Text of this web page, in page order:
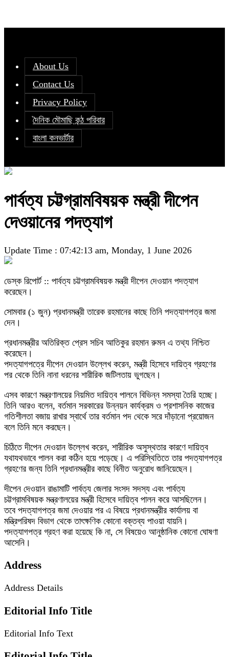
About Us
Contact Us
Privacy Policy
দৈনিক মৌমাছি কন্ঠ পরিবার
বাংলা কনভার্টার
পার্বত্য চট্টগ্রামবিষয়ক মন্ত্রী দীপেন
দেওয়ানের পদত্যাগ
Update Time : 07:42:13 am, Monday, 1 June 2026
ডেস্ক রিপোর্ট :: পার্বত্য চট্টগ্রামবিষয়ক মন্ত্রী দীপেন দেওয়ান পদত্যাগ
করেছেন।
সোমবার (১ জুন) প্রধানমন্ত্রী তারেক রহমানের কাছে তিনি পদত্যাগপত্র জমা
দেন।
প্রধানমন্ত্রীর অতিরিক্ত প্রেস সচিব আতিকুর রহমান রুমন এ তথ্য নিশ্চিত
করেছেন।
পদত্যাগপত্রে দীপেন দেওয়ান উল্লেখ করেন, মন্ত্রী হিসেবে দায়িত্ব গ্রহণের
পর থেকে তিনি নানা ধরনের শারীরিক জটিলতায় ভুগছেন।
এসব কারণে মন্ত্রণালয়ের নিয়মিত দায়িত্ব পালনে বিভিন্ন সমস্যা তৈরি হচ্ছে।
তিনি আরও বলেন, বর্তমান সরকারের উন্নয়ন কার্যক্রম ও প্রশাসনিক কাজের
গতিশীলতা বজায় রাখার স্বার্থে তার বর্তমান পদ থেকে সরে দাঁড়ানো প্রয়োজন
বলে তিনি মনে করছেন।
চিঠিতে দীপেন দেওয়ান উল্লেখ করেন, শারীরিক অসুস্থতার কারণে দায়িত্ব
যথাযথভাবে পালন করা কঠিন হয়ে পড়েছে। এ পরিস্থিতিতে তার পদত্যাগপত্র
গ্রহণের জন্য তিনি প্রধানমন্ত্রীর কাছে বিনীত অনুরোধ জানিয়েছেন।
দীপেন দেওয়ান রাঙামাটি পার্বত্য জেলার সংসদ সদস্য এবং পার্বত্য
চট্টগ্রামবিষয়ক মন্ত্রণালয়ের মন্ত্রী হিসেবে দায়িত্ব পালন করে আসছিলেন।
তবে পদত্যাগপত্র জমা দেওয়ার পর এ বিষয়ে প্রধানমন্ত্রীর কার্যালয় বা
মন্ত্রিপরিষদ বিভাগ থেকে তাৎক্ষণিক কোনো বক্তব্য পাওয়া যায়নি।
পদত্যাগপত্র গ্রহণ করা হয়েছে কি না, সে বিষয়েও আনুষ্ঠানিক কোনো ঘোষণা
আসেনি।
Address
Address Details
Editorial Info Title
Editorial Info Text